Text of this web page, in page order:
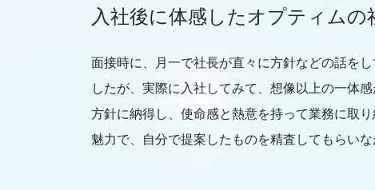
入社後に体感したオプティム
面接時に、月一で社長が直々に方針などの話を
したが、実際に入社してみて、想像以上の一体
方針に納得し、使命感と熱意を持って業務に取
魅力で、自分で提案したものを精査してもらい